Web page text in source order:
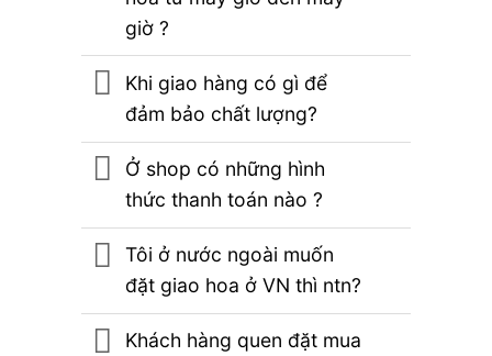
giờ ?
Khi giao hàng có gì để
đảm bảo chất lượng?
Ở shop có những hình
thức thanh toán nào ?
Tôi ở nước ngoài muốn
đặt giao hoa ở VN thì ntn?
Khách hàng quen đặt mua